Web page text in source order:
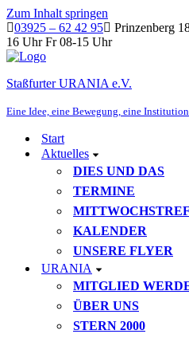
Zum Inhalt springen
03925 – 62 42 95
Prinzenberg
16 Uhr Fr 08-15 Uhr
Staßfurter URANIA e.V.
Eine Idee, eine Bewegung, eine Institution
Start
Aktuelles
DIES UND DAS
TERMINE
KALENDER
UNSERE FLYER
URANIA
MITGLIED
ÜBER UNS
STERN 2000